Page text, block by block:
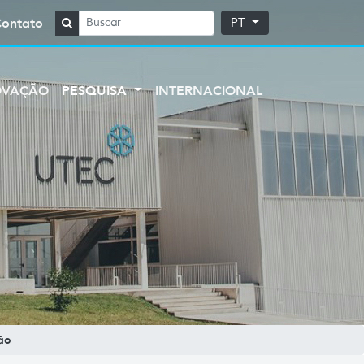
PT
PESQUISA INTERNACIONAL